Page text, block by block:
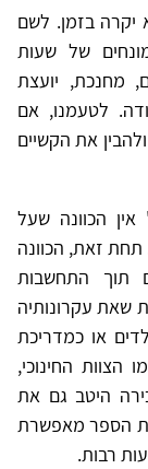
יקרה בזמן. לשם
של שעות
מחנכת, יועצת
לטעמנו, אם
את הקשיים
אין הכוונה שעל
זאת, הכוונה
תוך התחשבות
שאת עקרונותיה
או כמדריכת
החינוכי,
היטב גם את
הספר מאפשרת
רבות.